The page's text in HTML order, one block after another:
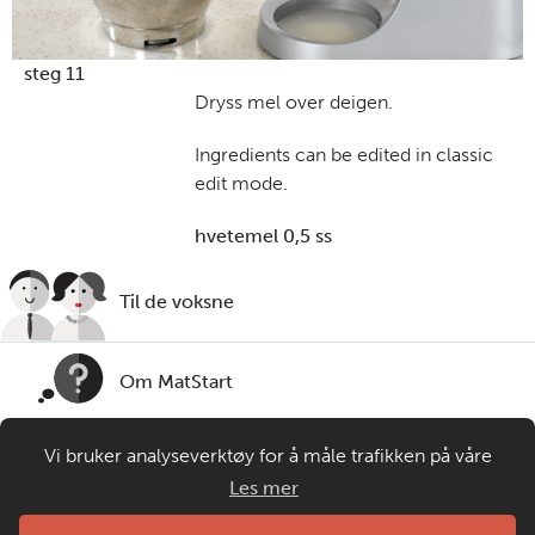
steg 11
Dryss mel over deigen.
Ingredients can be edited in classic
edit mode.
hvetemel 0,5 ss
Til de voksne
Om MatStart
Kontakt oss
Vi bruker analyseverktøy for å måle trafikken på våre
nettsider. Informasjonskapsler plasseres i din nettleser og
gir oss grunnlag for videreutvikling og drift av våre
Les mer